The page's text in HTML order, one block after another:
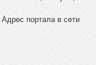
портала в сети